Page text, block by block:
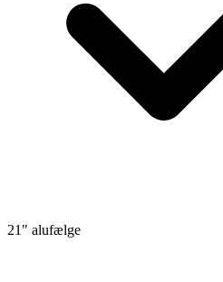
21" alufælge